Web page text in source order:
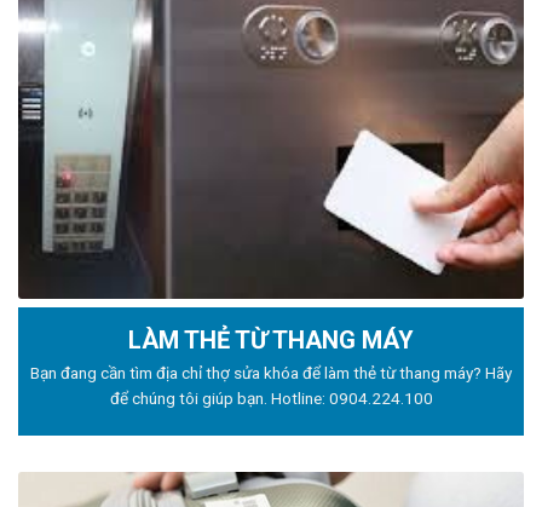
LÀM THẺ TỪ THANG MÁY
Bạn đang cần tìm địa chỉ thợ sửa khóa để làm thẻ từ thang máy? Hãy
để chúng tôi giúp bạn. Hotline: 0904.224.100